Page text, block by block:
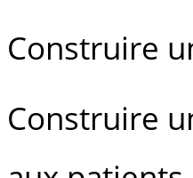
Construire
Construire